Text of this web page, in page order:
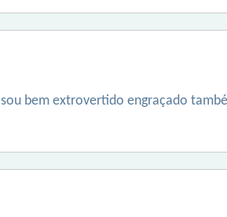
bem extrovertido engraçado